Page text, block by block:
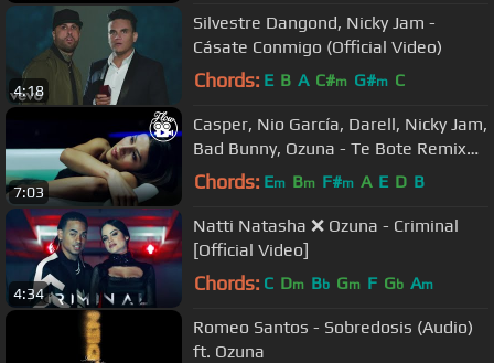
4:18
Silvestre Dangond, Nicky Jam -
Cásate Conmigo (Official Video)
Chords: E B A C#m G#m C
7:03
Casper, Nio García, Darell, Nicky Jam,
Bad Bunny, Ozuna - Te Bote Remix
(Video Oficial)
Chords: Em Bm F#m A E D B
4:34
Natti Natasha ❌ Ozuna - Criminal
[Official Video]
Chords: C Dm Bb Gm F Gb Am
Romeo Santos - Sobredosis (Audio)
ft. Ozuna